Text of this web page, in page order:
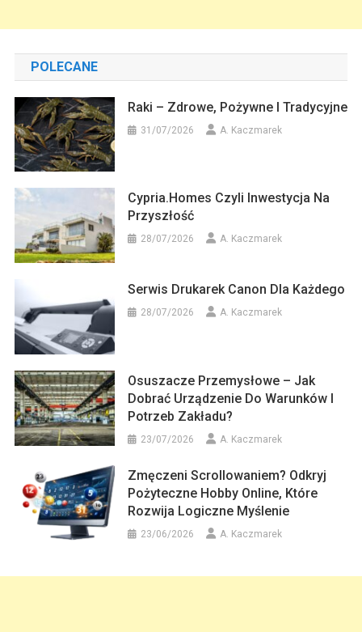
POLECANE
Raki – Zdrowe, Pożywne I Tradycyjne
31/07/2026 A. Kaczmarek
Cypria.homes Czyli Inwestycja Na
Przyszłość
28/07/2026 A. Kaczmarek
Serwis Drukarek Canon Dla Każdego
28/07/2026 A. Kaczmarek
Osuszacze Przemysłowe – Jak
Dobrać Urządzenie Do Warunków I
Potrzeb Zakładu?
23/07/2026 A. Kaczmarek
Zmęczeni Scrollowaniem? Odkryj
Pożyteczne Hobby Online, Które
Rozwija Logiczne Myślenie
23/06/2026 A. Kaczmarek